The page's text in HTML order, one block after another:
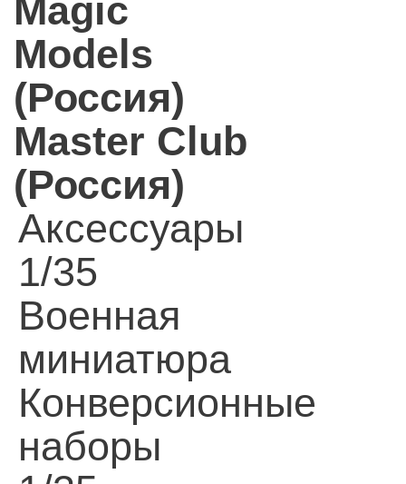
Magic
Models
(Россия)
Master Club
(Россия)
Аксессуары
1/35
Военная
миниатюра
Конверсионные
наборы